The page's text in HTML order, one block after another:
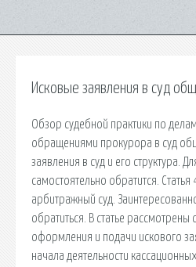
Исковые заявления в суд
Обзор судебной практики по
обращениями прокурора в суд
заявления в суд и его структура.
самостоятельно обратится.
арбитражный суд.
обратиться. В статье
оформления и подачи искового
начала деятельности